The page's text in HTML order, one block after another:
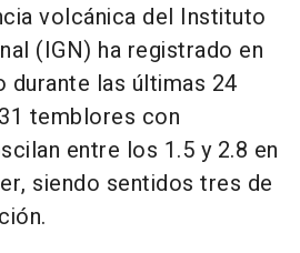
volcánica del Instituto
(IGN) ha registrado en
durante las últimas 24
temblores con
entre los 1.5 y 2.8 en
siendo sentidos tres de